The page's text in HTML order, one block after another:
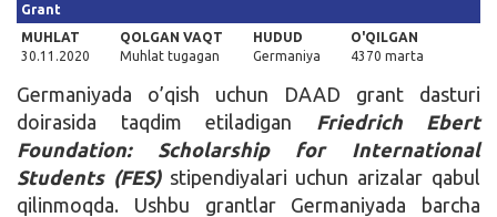
Grant
MUHLAT
30.11.2020
QOLGAN VAQT
Muhlat tugagan
HUDUD
Germaniya
O'QILGAN
4370 marta
Germaniyada o’qish uchun DAAD grant dasturi
doirasida taqdim etiladigan
Friedrich Ebert
Foundation: Scholarship for International
Students (FES)stipendiyalari uchun arizalar qabul
qilinmoqda. Ushbu grantlar Germaniyada barcha